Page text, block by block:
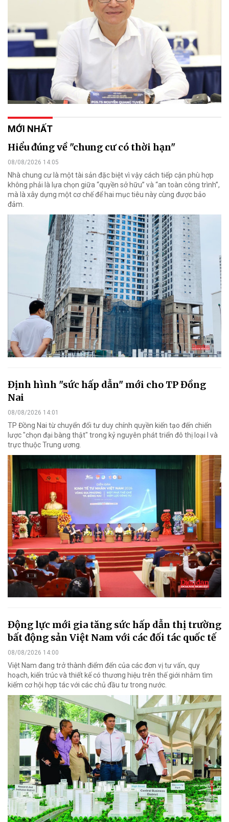
MỚI NHẤT
Hiểu đúng về "chung cư có thời hạn"
08/08/2026 14:05
Nhà chung cư là một tài sản đặc biệt vì vậy cách tiếp cận phù hợp
không phải là lựa chọn giữa “quyền sở hữu” và “an toàn công trình”,
mà là xây dựng một cơ chế để hai mục tiêu này cùng được bảo
đảm.
Định hình "sức hấp dẫn" mới cho TP Đồng
Nai
08/08/2026 14:01
TP Đồng Nai từ chuyển đổi tư duy chính quyền kiến tạo đến chiến
lược "chọn đại bàng thật" trong kỷ nguyên phát triển đô thị loại I và
trực thuộc Trung ương.
Động lực mới gia tăng sức hấp dẫn thị trường
bất động sản Việt Nam với các đối tác quốc tế
08/08/2026 14:00
Việt Nam đang trở thành điểm đến của các đơn vị tư vấn, quy
hoạch, kiến trúc và thiết kế có thương hiệu trên thế giới nhằm tìm
kiếm cơ hội hợp tác với các chủ đầu tư trong nước.